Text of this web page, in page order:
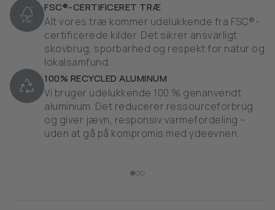
FSC®-CERTIFICERET TRÆ
Alt vores træ kommer udelukkende fra FSC®-
certificerede kilder. Det sikrer ansvarligt
skovbrug, sporbarhed og respekt for natur og
lokalsamfund.
100% RECYCLED ALUMINUM
Vi bruger udelukkende 100 % genanvendt
aluminium. Det reducerer ressourceforbrug
og giver jævn, responsiv varmefordeling –
uden at gå på kompromis med ydeevnen.